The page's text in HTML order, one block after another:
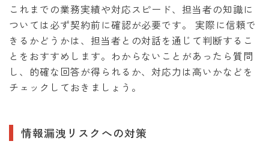
これまでの業務実績や対応スピード、担当者の知識に
ついては必ず契約前に確認が必要です。 実際に信頼で
きるかどうかは、担当者との対話を通じて判断するこ
とをおすすめします。わからないことがあったら質問
し、的確な回答が得られるか、対応力は高いかなどを
チェックしておきましょう。
情報漏洩リスクへの対策